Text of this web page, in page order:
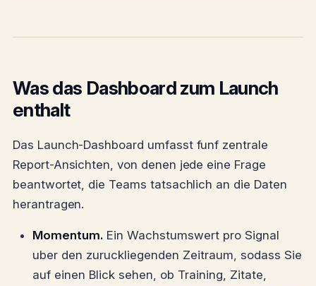
Was das Dashboard zum Launch
enthalt
Das Launch-Dashboard umfasst funf zentrale
Report-Ansichten, von denen jede eine Frage
beantwortet, die Teams tatsachlich an die Daten
herantragen.
Momentum. Ein Wachstumswert pro Signal
uber den zuruckliegenden Zeitraum, sodass Sie
auf einen Blick sehen, ob Training, Zitate,